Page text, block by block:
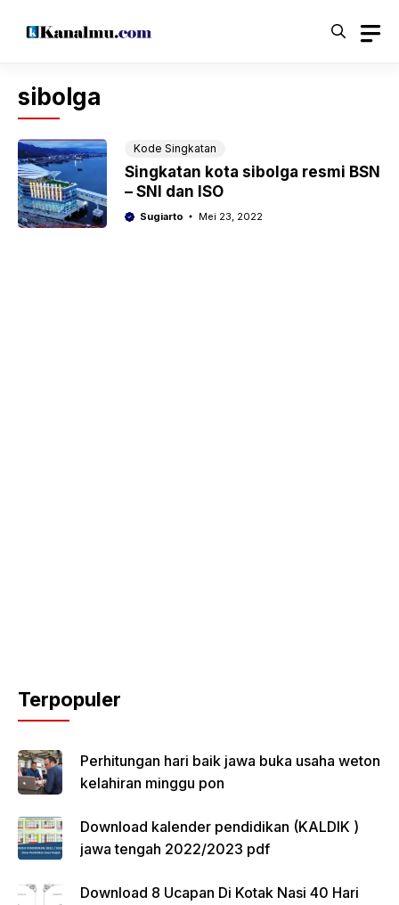
sibolga
Kode Singkatan
Singkatan kota sibolga resmi BSN
– SNI dan ISO
Sugiarto Mei 23, 2022
Terpopuler
Perhitungan hari baik jawa buka usaha weton
kelahiran minggu pon
Download kalender pendidikan (KALDIK )
jawa tengah 2022/2023 pdf
Download 8 Ucapan Di Kotak Nasi 40 Hari